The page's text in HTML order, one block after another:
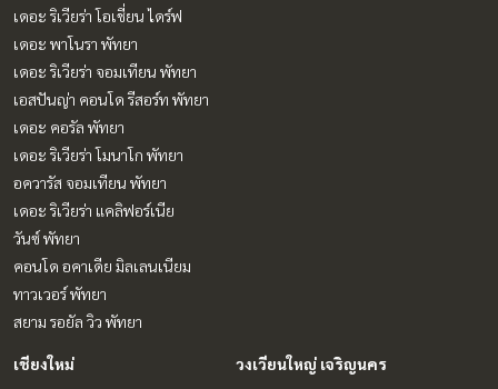
เดอะ ริเวียร่า โอเชี่ยน ไดร์ฟ
เดอะ พาโนรา พัทยา
เดอะ ริเวียร่า จอมเทียน พัทยา
เอสปันญ่า คอนโด รีสอร์ท พัทยา
เดอะ คอรัล พัทยา
เดอะ ริเวียร่า โมนาโก พัทยา
อควารัส จอมเทียน พัทยา
เดอะ ริเวียร่า แคลิฟอร์เนีย
วันซ์ พัทยา
คอนโด อคาเดีย มิลเลนเนียม
ทาวเวอร์ พัทยา
สยาม รอยัล วิว พัทยา
เชียงใหม่
วงเวียนใหญ่ เจริญนคร